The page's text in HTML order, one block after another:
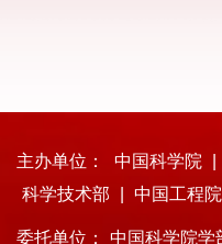
主办单位： 中国科学院
科学技术部
中国工程院
委托单位： 中国科学院学